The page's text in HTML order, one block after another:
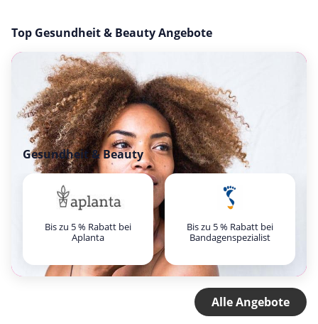
Top Gesundheit & Beauty Angebote
Gesundheit & Beauty
Bis zu 5 % Rabatt bei
Aplanta
Bis zu 5 % Rabatt bei
Bandagenspezialist
Alle Angebote